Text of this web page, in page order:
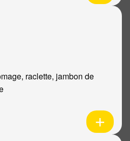
raclette, jambon de